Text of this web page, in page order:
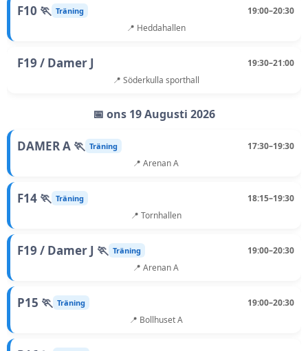
F10 🏃 Träning
19:00–20:30
📍 Heddahallen
F19 / Damer J
19:30–21:00
📍 Söderkulla sporthall
📅 ons 19 Augusti 2026
DAMER A 🏃 Träning
17:30–19:30
📍 Arenan A
F14 🏃 Träning
18:15–19:30
📍 Tornhallen
F19 / Damer J 🏃 Träning
19:00–20:30
📍 Arenan A
P15 🏃 Träning
19:00–20:30
📍 Bollhuset A